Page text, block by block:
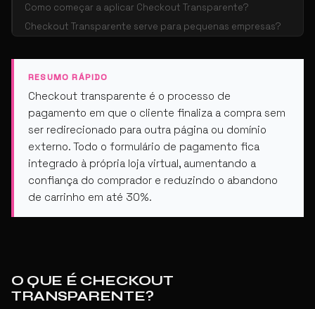
Como começar a aplicar Checkout Transparente?
Checkout Transparente serve para pequenas empresas?
RESUMO RÁPIDO
Checkout transparente é o processo de
pagamento em que o cliente finaliza a compra sem
ser redirecionado para outra página ou domínio
externo. Todo o formulário de pagamento fica
integrado à própria loja virtual, aumentando a
confiança do comprador e reduzindo o abandono
de carrinho em até 30%.
O QUE É CHECKOUT
TRANSPARENTE?